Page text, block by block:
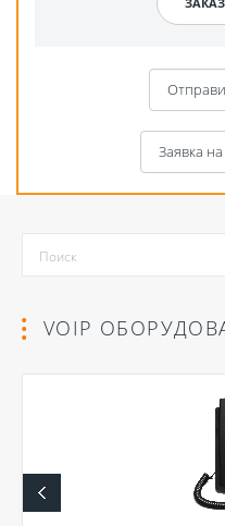
Я даю согласие на
Заявка
VOIP